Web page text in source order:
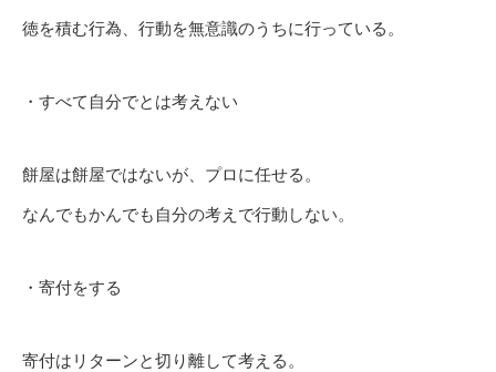
徳を積む行為、行動を無意識のうちに行っている。
・すべて自分でとは考えない
餅屋は餅屋ではないが、プロに任せる。
なんでもかんでも自分の考えで行動しない。
・寄付をする
寄付はリターンと切り離して考える。